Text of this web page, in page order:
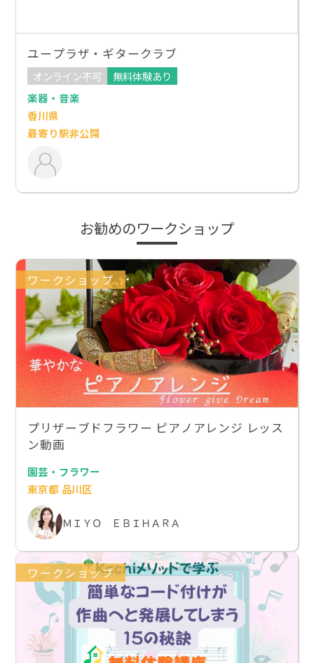
ユープラザ・ギタークラブ
オンライン不可
無料体験あり
楽器・音楽
香川県
最寄り駅非公開
お勧めのワークショップ
ワークショップ
プリザーブドフラワー ピアノアレンジ レッス
ン動画
園芸・フラワー
東京都 品川区
ＭＩＹＯ ＥＢＩＨＡＲＡ
ワークショップ